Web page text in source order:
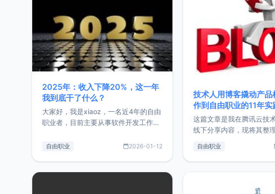
2025年：收入下降20%，这一年
我到底干了什么？
大家好，我是xiaoz，一名近4年的自由
职业者，目前主要从事软件开发工作。
的总结，内容主要包括：工作、学习、
自由职业 2026-01-12
技术人用博客撬动产
作到自由职业的11年实
这篇文章是我在腾讯云技
线下分享内容，现将其整
版，分享了写博客11年来
通过博客过渡到做产品和
的一个小故事。文中还首
自由职业